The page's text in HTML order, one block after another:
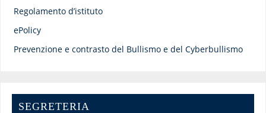
Regolamento d’istituto
ePolicy
Prevenzione e contrasto del Bullismo e del Cyberbullismo
SEGRETERIA